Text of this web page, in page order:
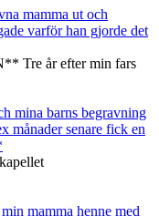
mamma ut och
varför han gjorde det
Tre år efter min fars
mina barns begravning
månader senare fick en
mamma henne med